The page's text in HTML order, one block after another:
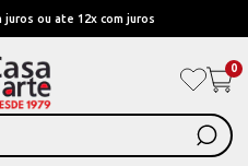
juros ou ate 12x com juros
0